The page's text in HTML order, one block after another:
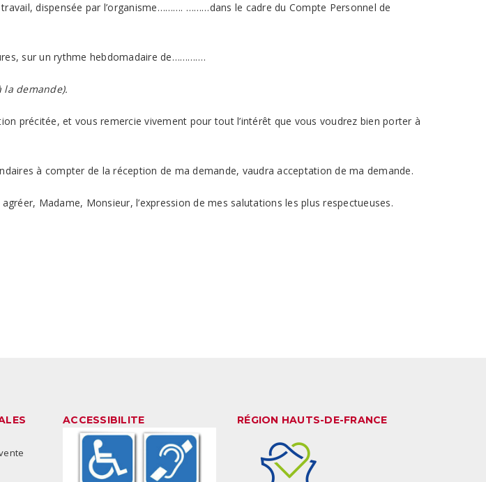
dispensée par l’organisme………. ………dans le cadre du Compte Personnel de
sur un rythme hebdomadaire de………….
demande).
précitée, et vous remercie vivement pour tout l’intérêt que vous voudrez bien porter à
à compter de la réception de ma demande, vaudra acceptation de ma demande.
Madame, Monsieur, l’expression de mes salutations les plus respectueuses.
ACCESSIBILITE RÉGION HAUTS-DE-FRANCE